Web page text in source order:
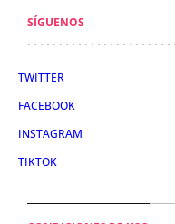
SÍGUENOS
TWITTER
FACEBOOK
INSTAGRAM
TIKTOK